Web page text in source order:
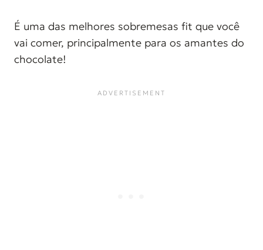
É uma das melhores sobremesas fit que você
vai comer, principalmente para os amantes do
chocolate!